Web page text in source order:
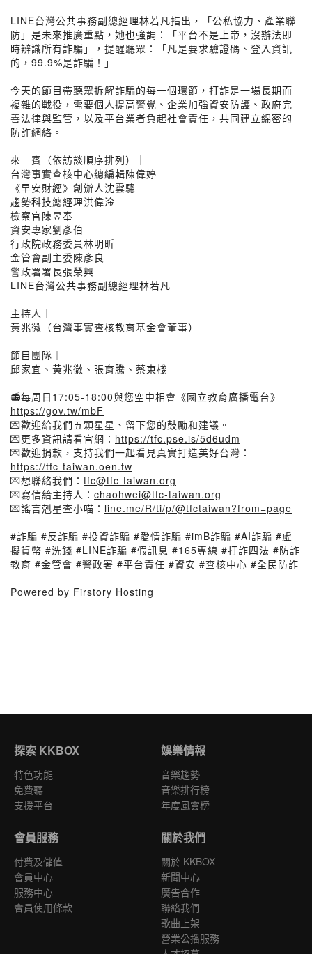
LINE台灣公共事務副總經理林若凡指出，「公私協力、產業聯
防」是未來推廣重點，她也強調：「平台不是上帝，沒辦法即
時辨識所有詐騙」，提醒聽眾：「凡是要求驗證碼、登入資訊
的，99.9%是詐騙！」
今天的節目帶聽眾拆解詐騙的每一個環節，打詐是一場長期而
複雜的戰役，需要個人提高警覺、企業加強資安防護、政府完
善法律與監管，以及平台業者負起社會責任，共同建立綿密的
防詐網絡。
來 賓（依訪談順序排列）｜
台灣事實查核中心總編輯陳偉婷
《早安財經》創辦人沈雲驄
趨勢科技總經理洪偉淦
檢察官陳昱奉
資安專家劉彥伯
行政院政務委員林明昕
金管會副主委陳彥良
警政署署長張榮興
LINE台灣公共事務副總經理林若凡
主持人｜
黃兆徽（台灣事實查核教育基金會董事）
節目團隊︱
邱家宜、黃兆徽、張育騰、蔡東棧
📻每周日17:05-18:00與您空中相會《國立教育廣播電台》
https://gov.tw/mbF
💌歡迎給我們五顆星星、留下您的鼓勵和建議。
💌更多資訊請看官網： https://tfc.pse.is/5d6udm
💌歡迎捐款，支持我們一起看見真實打造美好台灣：
https://tfc-taiwan.oen.tw
💌想聯絡我們： tfc@tfc-taiwan.org
💌寫信給主持人： chaohwei@tfc-taiwan.org
💌謠言剋星查小喵： line.me/R/ti/p/@tfctaiwan?from=page
#詐騙 #反詐騙 #投資詐騙 #愛情詐騙 #imB詐騙 #AI詐騙 #虛
擬貨幣 #洗錢 #LINE詐騙 #假訊息 #165專線 #打詐四法 #防詐
教育 #金管會 #警政署 #平台責任 #資安 #查核中心 #全民防詐
Powered by Firstory Hosting
探索 KKBOX
特色功能
免費聽
支援平台
娛樂情報
音樂趨勢
音樂排行榜
年度風雲榜
會員服務
付費及儲值
會員中心
服務中心
會員使用條款
關於我們
關於 KKBOX
新聞中心
廣告合作
聯絡我們
歌曲上架
營業公播服務